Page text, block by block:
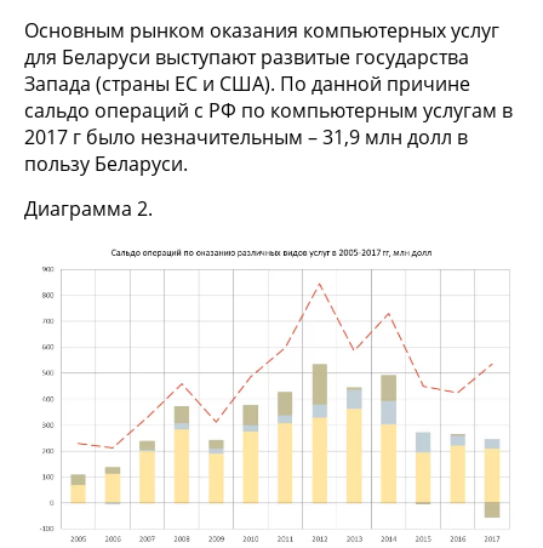
Основным рынком оказания компьютерных услуг
для Беларуси выступают развитые государства
Запада (страны ЕС и США). По данной причине
сальдо операций с РФ по компьютерным услугам в
2017 г было незначительным – 31,9 млн долл в
пользу Беларуси.
Диаграмма 2.